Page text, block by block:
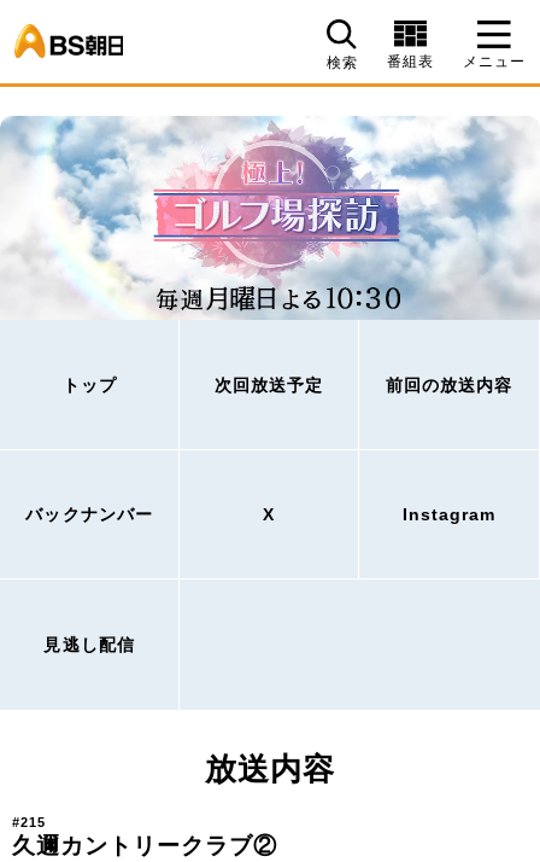
検索 番組表 メニュー
トップ 次回放送予定 前回の放送内容
バックナンバー X Instagram
見逃し配信
放送内容
#215
久邇カントリークラブ②